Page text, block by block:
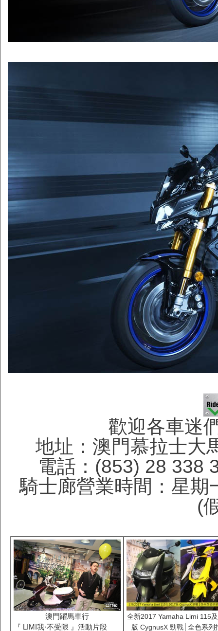
歡迎各車迷
地址：澳門慕拉士大
電話：(853) 28 338
騎士廊營業時間：星期
(
澳門躍馬車行
『 LIMI我·不受限 』活動片段
全新2017 Yamaha Limi 115
版 CygnusX 勁戰│全色系列